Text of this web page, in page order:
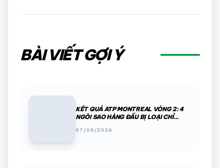
BÀI VIẾT GỢI Ý
KẾT QUẢ ATP MONTREAL VÒNG 2: 4
NGÔI SAO HÀNG ĐẦU BỊ LOẠI CHỈ
07/08/2026